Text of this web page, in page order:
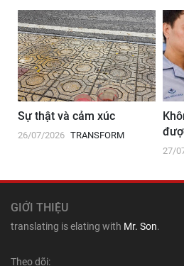
Sự thật và cảm xúc
26/07/2026 TRANSFORM
27/
GIỚI THIỆU
translating is elating with Mr. Son.
Theo dõi: